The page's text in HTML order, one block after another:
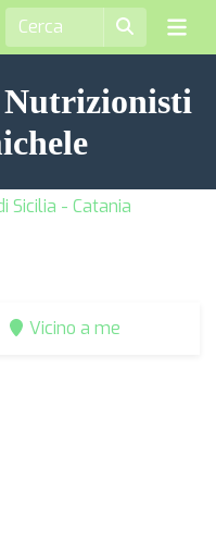
Sicilia - Catania
Vicino a me